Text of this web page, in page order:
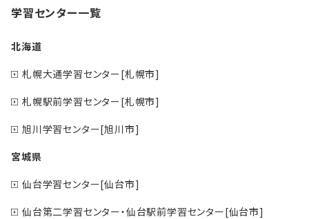
学習センター一覧
北海道
札幌大通学習センター[札幌市]
札幌駅前学習センター[札幌市]
旭川学習センター[旭川市]
宮城県
仙台学習センター[仙台市]
仙台第二学習センター・仙台駅前学習センター[仙台市]